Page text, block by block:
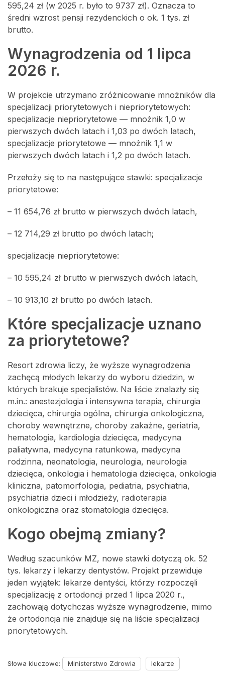
595,24 zł (w 2025 r. było to 9737 zł). Oznacza to
średni wzrost pensji rezydenckich o ok. 1 tys. zł
brutto.
Wynagrodzenia od 1 lipca
2026 r.
W projekcie utrzymano zróżnicowanie mnożników dla
specjalizacji priorytetowych i niepriorytetowych:
specjalizacje niepriorytetowe — mnożnik 1,0 w
pierwszych dwóch latach i 1,03 po dwóch latach,
specjalizacje priorytetowe — mnożnik 1,1 w
pierwszych dwóch latach i 1,2 po dwóch latach.
Przełoży się to na następujące stawki: specjalizacje
priorytetowe:
– 11 654,76 zł brutto w pierwszych dwóch latach,
– 12 714,29 zł brutto po dwóch latach;
specjalizacje niepriorytetowe:
– 10 595,24 zł brutto w pierwszych dwóch latach,
– 10 913,10 zł brutto po dwóch latach.
Które specjalizacje uznano
za priorytetowe?
Resort zdrowia liczy, że wyższe wynagrodzenia
zachęcą młodych lekarzy do wyboru dziedzin, w
których brakuje specjalistów. Na liście znalazły się
m.in.: anestezjologia i intensywna terapia, chirurgia
dziecięca, chirurgia ogólna, chirurgia onkologiczna,
choroby wewnętrzne, choroby zakaźne, geriatria,
hematologia, kardiologia dziecięca, medycyna
paliatywna, medycyna ratunkowa, medycyna
rodzinna, neonatologia, neurologia, neurologia
dziecięca, onkologia i hematologia dziecięca, onkologia
kliniczna, patomorfologia, pediatria, psychiatria,
psychiatria dzieci i młodzieży, radioterapia
onkologiczna oraz stomatologia dziecięca.
Kogo obejmą zmiany?
Według szacunków MZ, nowe stawki dotyczą ok. 52
tys. lekarzy i lekarzy dentystów. Projekt przewiduje
jeden wyjątek: lekarze dentyści, którzy rozpoczęli
specjalizację z ortodoncji przed 1 lipca 2020 r.,
zachowają dotychczas wyższe wynagrodzenie, mimo
że ortodoncja nie znajduje się na liście specjalizacji
priorytetowych.
Słowa kluczowe: Ministerstwo Zdrowia lekarze